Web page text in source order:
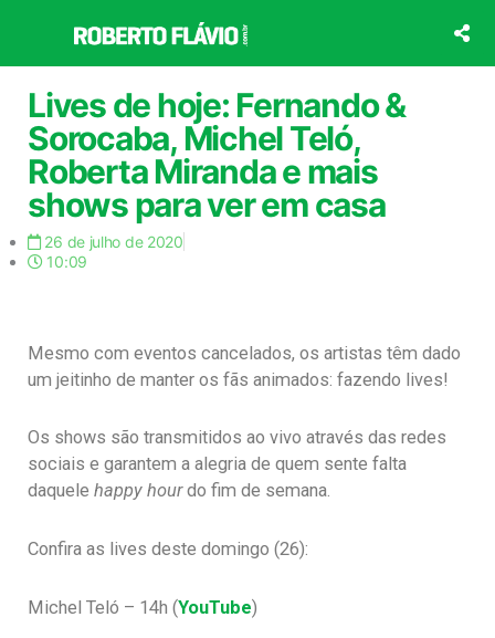
o
conteúdo
Lives de hoje: Fernando &
Sorocaba, Michel Teló,
Roberta Miranda e mais
shows para ver em casa
26 de julho de 2020
10:09
Mesmo com eventos cancelados, os artistas têm dado
um jeitinho de manter os fãs animados: fazendo lives!
Os shows são transmitidos ao vivo através das redes
sociais e garantem a alegria de quem sente falta
daquele happy hourdo fim de semana.
Confira as lives deste domingo (26):
Michel Teló – 14h (YouTube)